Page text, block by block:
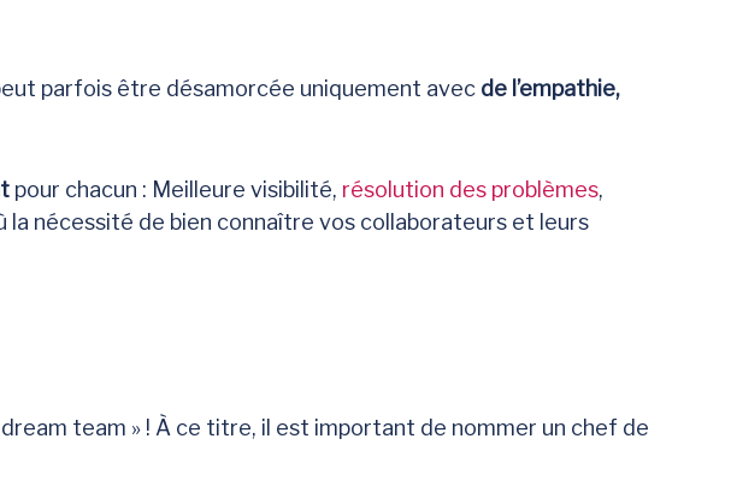
parfois être désamorcée uniquement avec de l’empathie,
pour chacun : Meilleure visibilité, résolution des problèmes,
la nécessité de bien connaître vos collaborateurs et leurs
team » ! À ce titre, il est important de nommer un chef de